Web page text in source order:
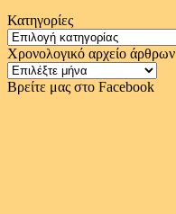
Κατηγορίες
Κατηγορίες
Χρονολογικό αρχείο άρθρων
Χρονολογικό
αρχείο
Βρείτε μας στο Facebook